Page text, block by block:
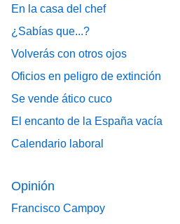
En la casa del chef
¿Sabías que...?
Volverás con otros ojos
Oficios en peligro de extinción
Se vende ático cuco
El encanto de la España vacía
Calendario laboral
Opinión
Francisco Campoy